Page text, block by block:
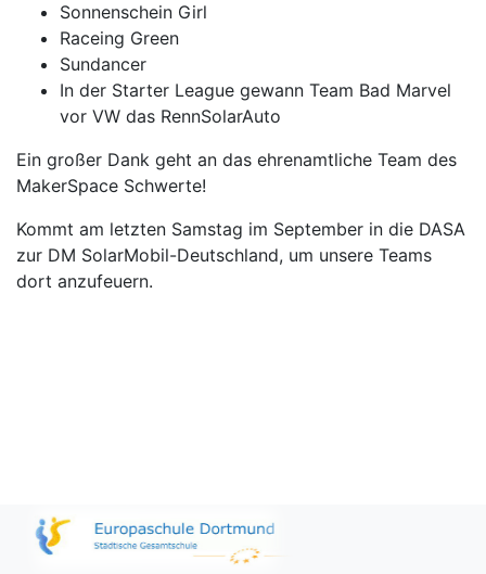
Sonnenschein Girl
Raceing Green
Sundancer
In der Starter League gewann Team Bad Marvel
vor VW das RennSolarAuto
Ein großer Dank geht an das ehrenamtliche Team des
MakerSpace Schwerte!
Kommt am letzten Samstag im September in die DASA
zur DM SolarMobil-Deutschland, um unsere Teams
dort anzufeuern.